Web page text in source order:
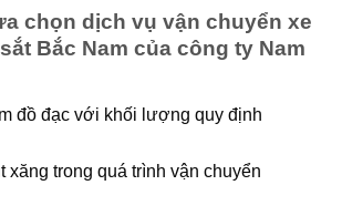
chọn dịch vụ vận chuyển xe
Bắc Nam của công ty Nam
đồ đạc với khối lượng quy định
xăng trong quá trình vận chuyển